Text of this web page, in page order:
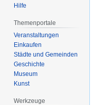
Hilfe
Themenportale
Veranstaltungen
Einkaufen
Städte und Gemeinden
Geschichte
Museum
Kunst
Werkzeuge